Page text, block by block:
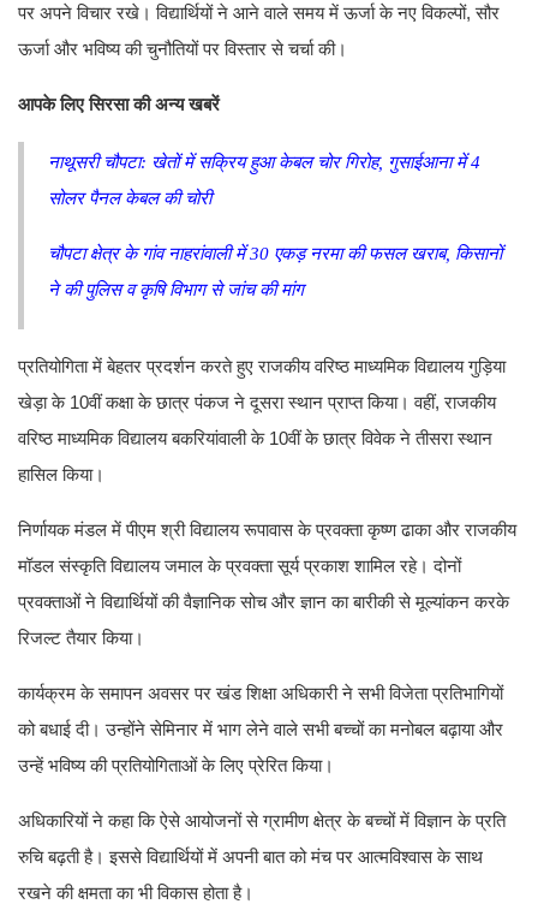
पर अपने विचार रखे। विद्यार्थियों ने आने वाले समय में ऊर्जा के नए विकल्पों, सौर
ऊर्जा और भविष्य की चुनौतियों पर विस्तार से चर्चा की।
आपके लिए सिरसा की अन्य खबरें
नाथूसरी चौपटा: खेतों में सक्रिय हुआ केबल चोर गिरोह, गुसाईआना में 4
सोलर पैनल केबल की चोरी
चौपटा क्षेत्र के गांव नाहरांवाली में 30 एकड़ नरमा की फसल खराब, किसानों
ने की पुलिस व कृषि विभाग से जांच की मांग
प्रतियोगिता में बेहतर प्रदर्शन करते हुए राजकीय वरिष्ठ माध्यमिक विद्यालय गुड़िया
खेड़ा के 10वीं कक्षा के छात्र पंकज ने दूसरा स्थान प्राप्त किया। वहीं, राजकीय
वरिष्ठ माध्यमिक विद्यालय बकरियांवाली के 10वीं के छात्र विवेक ने तीसरा स्थान
हासिल किया।
निर्णायक मंडल में पीएम श्री विद्यालय रूपावास के प्रवक्ता कृष्ण ढाका और राजकीय
मॉडल संस्कृति विद्यालय जमाल के प्रवक्ता सूर्य प्रकाश शामिल रहे। दोनों
प्रवक्ताओं ने विद्यार्थियों की वैज्ञानिक सोच और ज्ञान का बारीकी से मूल्यांकन करके
रिजल्ट तैयार किया।
कार्यक्रम के समापन अवसर पर खंड शिक्षा अधिकारी ने सभी विजेता प्रतिभागियों
को बधाई दी। उन्होंने सेमिनार में भाग लेने वाले सभी बच्चों का मनोबल बढ़ाया और
उन्हें भविष्य की प्रतियोगिताओं के लिए प्रेरित किया।
अधिकारियों ने कहा कि ऐसे आयोजनों से ग्रामीण क्षेत्र के बच्चों में विज्ञान के प्रति
रुचि बढ़ती है। इससे विद्यार्थियों में अपनी बात को मंच पर आत्मविश्वास के साथ
रखने की क्षमता का भी विकास होता है।